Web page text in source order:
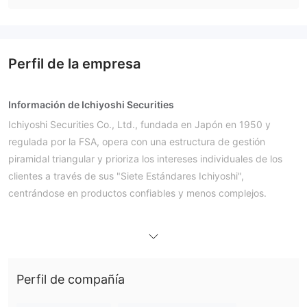
Perfil de la empresa
Información de Ichiyoshi Securities
Ichiyoshi Securities Co., Ltd., fundada en Japón en 1950 y
regulada por la FSA, opera con una estructura de gestión
piramidal triangular y prioriza los intereses individuales de los
clientes a través de sus "Siete Estándares Ichiyoshi",
centrándose en productos confiables y menos complejos.
Ichiyoshi Securities tiene una Licencia de Forex Minorista
Japón con un número de licencia 関東財務局長（金商）第24号.
Perfil de compañía